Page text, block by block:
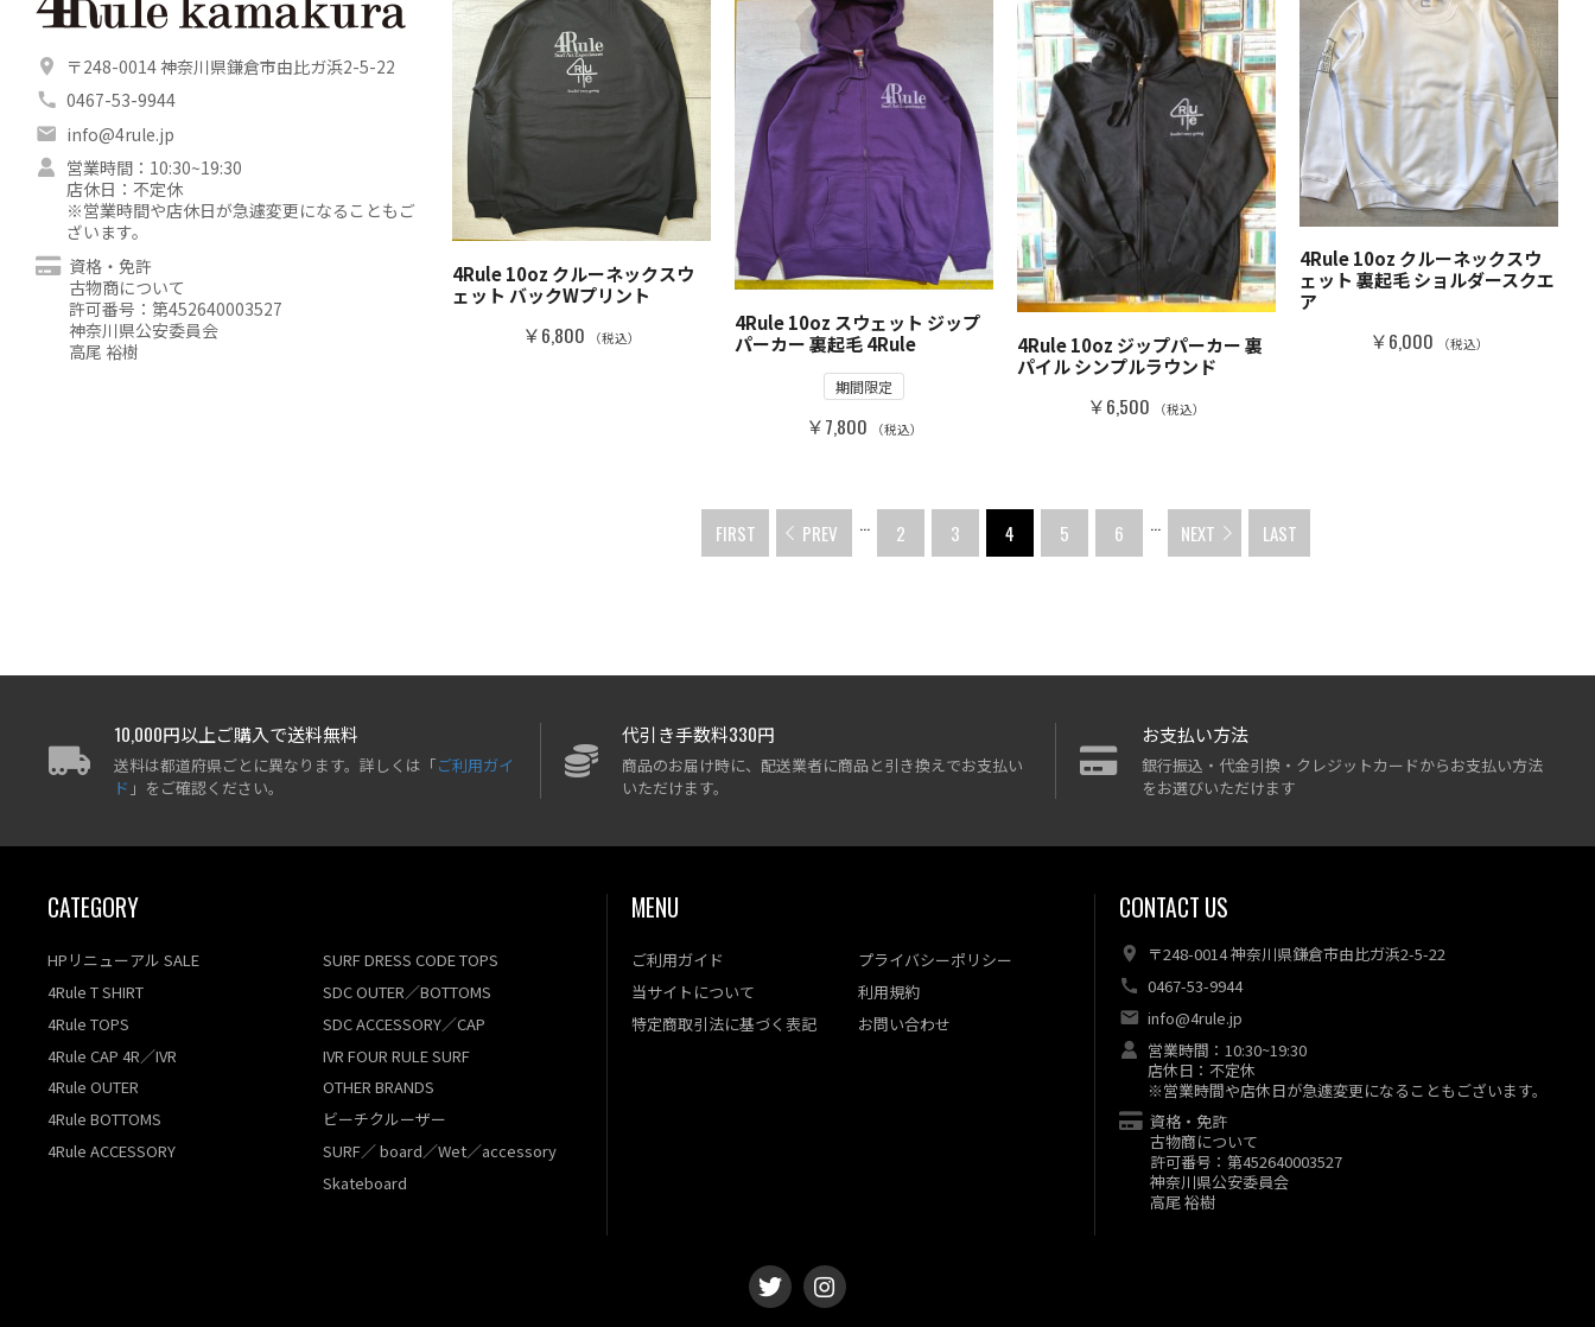
〒248-0014 神奈川県鎌倉市由比ガ浜2-5-22
0467-53-9944
info@4rule.jp
営業時間：10:30~19:30
店休日：不定休
※営業時間や店休日が急遽変更になることもご
ざいます。
資格・免許
古物商について
許可番号：第452640003527
神奈川県公安委員会
高尾 裕樹
4Rule 10oz クルーネックスウ
ェット バックWプリント
￥6,800 （税込）
4Rule 10oz スウェット ジップ
パーカー 裏起毛 4Rule
期間限定
￥7,800 （税込）
4Rule 10oz ジップパーカー 裏
パイル シンプルラウンド
￥6,500 （税込）
4Rule 10oz クルーネックスウ
ェット 裏起毛 ショルダースクエ
ア
￥6,000 （税込）
FIRST PREV ... 2 3 4 5 6 ... NEXT LAST
10,000円以上ご購入で送料無料
送料は都道府県ごとに異なります。詳しくは「ご利用ガイ
ド 」をご確認ください。
代引き手数料330円
商品のお届け時に、配送業者に商品と引き換えでお支払い
いただけます。
お支払い方法
銀行振込・代金引換・クレジットカードからお支払い方法
をお選びいただけます
CATEGORY
HPリニューアル SALE
4Rule T SHIRT
4Rule TOPS
4Rule CAP 4R／IVR
4Rule OUTER
4Rule BOTTOMS
4Rule ACCESSORY
SURF DRESS CODE TOPS
SDC OUTER／BOTTOMS
SDC ACCESSORY／CAP
IVR FOUR RULE SURF
OTHER BRANDS
ビーチクルーザー
SURF／ board／Wet／accessory
Skateboard
MENU
ご利用ガイド
当サイトについて
特定商取引法に基づく表記
プライバシーポリシー
利用規約
お問い合わせ
CONTACT US
〒248-0014 神奈川県鎌倉市由比ガ浜2-5-22
0467-53-9944
info@4rule.jp
営業時間：10:30~19:30
店休日：不定休
※営業時間や店休日が急遽変更になることもございます。
資格・免許
古物商について
許可番号：第452640003527
神奈川県公安委員会
高尾 裕樹